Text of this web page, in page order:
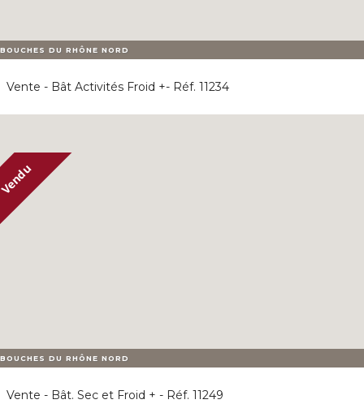
BOUCHES DU RHÔNE NORD
Vente - Bât Activités Froid +- Réf. 11234
BOUCHES DU RHÔNE NORD
Vente - Bât. Sec et Froid + - Réf. 11249